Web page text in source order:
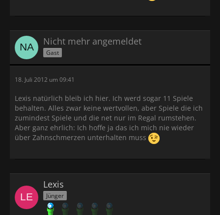
Nicht mehr angemeldet
Gast
18. Juli 2012 um 09:41
Lexis natürlich bleib ich hier. Ich werd sogar 11 Spiele
behalten. Alles zwar keine wertvollen, aber Spiele die ich
zumindest Spiele und die net nur im Regal rumstehen.
Aber ganz ehrlich: Ich hoffe ja das ich mich nie wieder
über Zahnschmerzen unterhalten muss
Lexis
Jünger